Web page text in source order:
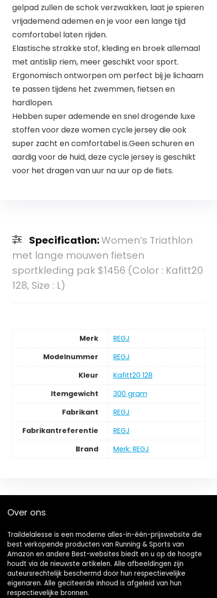
gelpad zullen de schok verzwakken, laat je spieren
vrijademend ademen en je voor een lange tijd
comfortabel laten rijden.
Elastische strakke stof, kleding en broek allemaal
met antislip riem, meer geschikt voor sport.
Ergonomisch ontworpen om perfect bij je lichaam
te passen tijdens het zwemmen, fietsen en
hardlopen.
Hebben super ademende en snel drogende luxe
stoffen voor deze women cycle jersey die ook
super zacht en comfortabel is.Geen schuren en
aardig voor de huid, deze cycle jersey is geschikt
voor het dragen van uur na uur op de fiets.
Specification:Women’s Triathlon
met lange mouwen fietsen
sportkleding pak $1456 (Color : Kafitt20
128, Size : L)
Merk
REGJ
Modelnummer
REGJ
Kleur
Kafitt20 128
Itemgewicht
300 gram
Fabrikant
REGJ
Fabrikantreferentie
REGJ
Brand
Merk: REGJ
Over ons
Traildelalesse is een moderne alles-in-één-prijswebsite die
best verkopende producten van Running & Sports van
Amazon en andere Best-websites biedt en u op de hoogte
houdt via de nieuwste artikelen. Alle afbeeldingen zijn
auteursrechtelijk beschermd door hun respectievelijke
eigenaren. Alle geciteerde inhoud is afgeleid van hun
respectievelijke bronnen.